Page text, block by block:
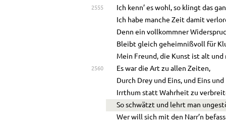
2555
Ich kenn’ es wohl, so klingt das
Ich habe manche Zeit damit
Denn ein vollkommner
Bleibt gleich geheimnißvoll für
Mein Freund, die Kunst ist alt und
2560
Es war die Art zu allen Zeiten,
Durch Drey und Eins, und Eins und
Irrthum statt Wahrheit zu
So schwätzt und lehrt man
Wer will sich mit den Narr’n